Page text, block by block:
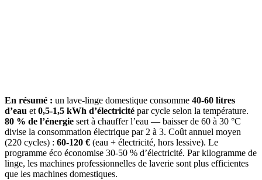
En résumé : un lave-linge domestique consomme 40-60 litres
d’eau et 0,5-1,5 kWh d’électricité par cycle selon la température.
80 % de l’énergie sert à chauffer l’eau — baisser de 60 à 30 °C
divise la consommation électrique par 2 à 3. Coût annuel moyen
(220 cycles) : 60-120 € (eau + électricité, hors lessive). Le
programme éco économise 30-50 % d’électricité. Par kilogramme de
linge, les machines professionnelles de laverie sont plus efficientes
que les machines domestiques.